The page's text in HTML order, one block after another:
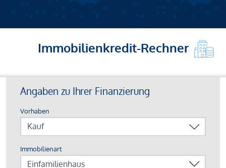
Immobilienkredit-Rechner